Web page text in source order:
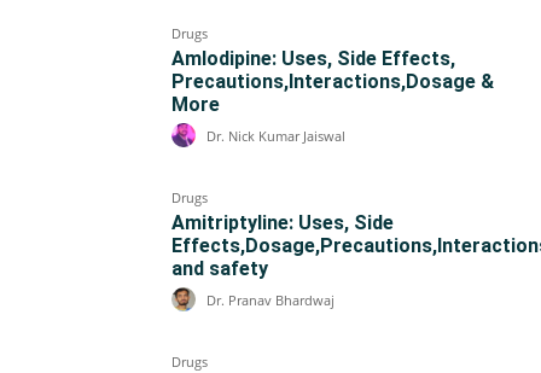
Drugs
Amlodipine: Uses, Side Effects,
Precautions,Interactions,Dosage &
More
Dr. Nick Kumar Jaiswal
Drugs
Amitriptyline: Uses, Side
and safety
Dr. Pranav Bhardwaj
Drugs